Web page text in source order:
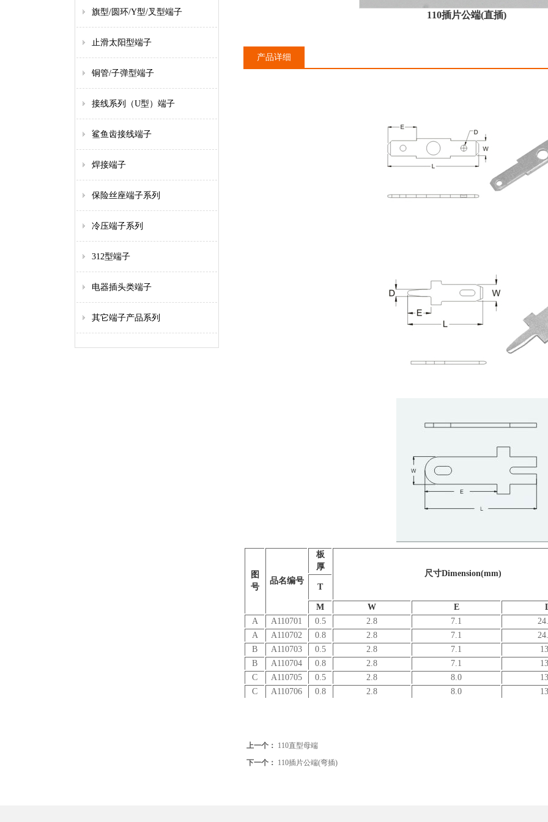
旗型/圆环/Y型/叉型端子
止滑太阳型端子
铜管/子弹型端子
接线系列（U型）端子
鲨鱼齿接线端子
焊接端子
保险丝座端子系列
冷压端子系列
312型端子
电器插头类端子
其它端子产品系列
110插片公端(直插)
产品详细
图
号
品名编号
板
厚
尺寸Dimension(mm)
T
M W E
A
A110701 0.5 2.8 7.1
A
A110702 0.8 2.8 7.1
B
A110703 0.5 2.8 7.1
B
A110704 0.8 2.8 7.1
C
A110705 0.5 2.8 8.0
C
A110706 0.8 2.8 8.0
上一个： 110直型母端
下一个： 110插片公端(弯插)